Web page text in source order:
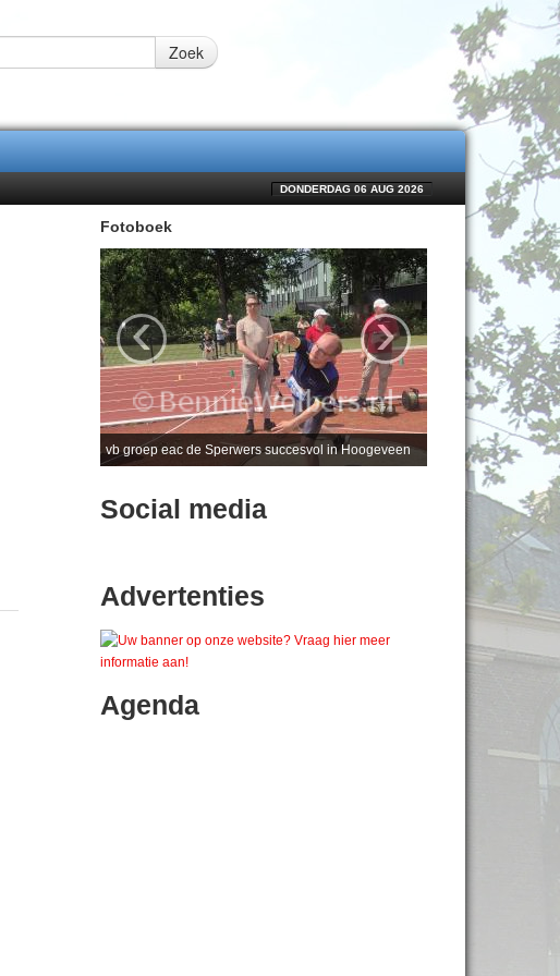
Zoek
DONDERDAG 06 AUG 2026
Fotoboek
vb groep eac de Sperwers succesvol in Hoogeveen
‹ ›
Social media
Advertenties
Agenda